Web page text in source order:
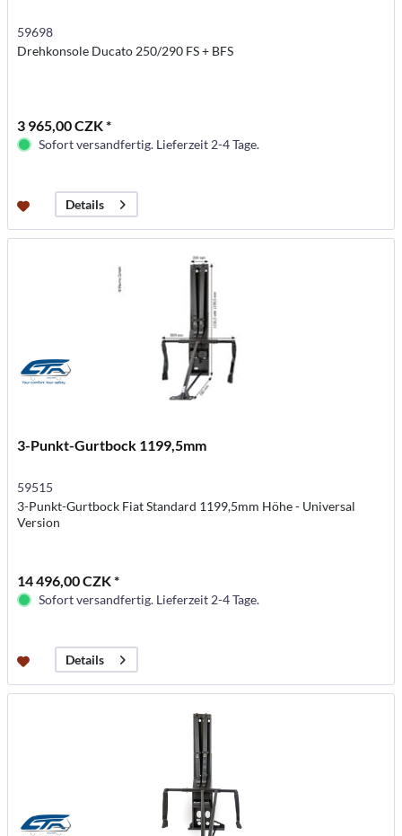
59698
Drehkonsole Ducato 250/290 FS + BFS
3 965,00 CZK *
Sofort versandfertig. Lieferzeit 2-4 Tage.
Details
3-Punkt-Gurtbock 1199,5mm
59515
3-Punkt-Gurtbock Fiat Standard 1199,5mm Höhe - Universal
Version
14 496,00 CZK *
Sofort versandfertig. Lieferzeit 2-4 Tage.
Details